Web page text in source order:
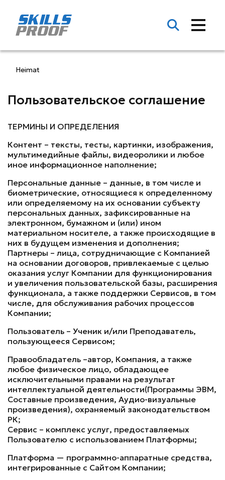
Heimat
Пользовательское соглашение
ТЕРМИНЫ И ОПРЕДЕЛЕНИЯ
Контент – тексты, тесты, картинки, изображения,
мультимедийные файлы, видеоролики и любое
иное информационное наполнение;
Персональные данные – данные, в том числе и
биометрические, относящиеся к определенному
или определяемому на их основании субъекту
персональных данных, зафиксированные на
электронном, бумажном и (или) ином
материальном носителе, а также происходящие в
них в будущем изменения и дополнения;
Партнеры – лица, сотрудничающие с Компанией
на основании договоров, привлекаемые с целью
оказания услуг Компании для функционирования
и увеличения пользовательской базы, расширения
функционала, а также поддержки Сервисов, в том
числе, для обслуживания рабочих процессов
Компании;
Пользователь – Ученик и/или Преподаватель,
пользующееся Сервисом;
Правообладатель –автор, Компания, а также
любое физическое лицо, обладающее
исключительными правами на результат
интеллектуальной деятельности(Программы ЭВМ,
Составные произведения, Аудио-визуальные
произведения), охраняемый законодательством
РК;
Сервис – комплекс услуг, предоставляемых
Пользователю с использованием Платформы;
Платформа — программно-аппаратные средства,
интегрированные с Сайтом Компании;